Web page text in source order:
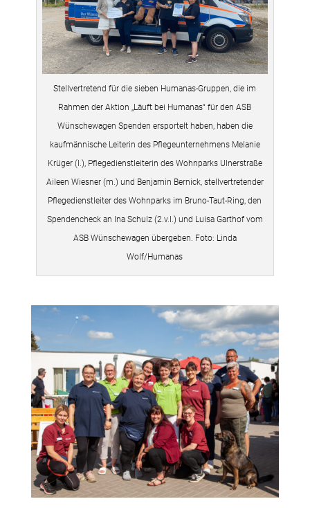
Stellvertretend für die sieben Humanas-Gruppen, die im
Rahmen der Aktion „Läuft bei Humanas“ für den ASB
Wünschewagen Spenden ersportelt haben, haben die
kaufmännische Leiterin des Pflegeunternehmens Melanie
Krüger (l.), Pflegedienstleiterin des Wohnparks Ulnerstraße
Aileen Wiesner (m.) und Benjamin Bernick, stellvertretender
Pflegedienstleiter des Wohnparks im Bruno-Taut-Ring, den
Spendencheck an Ina Schulz (2.v.l.) und Luisa Garthof vom
ASB Wünschewagen übergeben. Foto: Linda
Wolf/Humanas